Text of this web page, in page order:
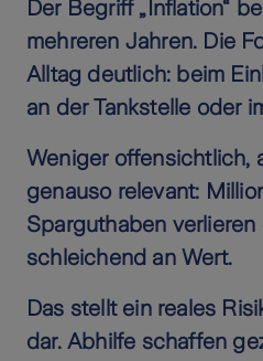
Der Begriff „Inflation“
mehreren Jahren. Die
Alltag deutlich: beim
an der Tankstelle oder
Weniger offensichtlich,
genauso relevant:
Sparguthaben
schleichend an Wert.
Das stellt ein reales
dar. Abhilfe schaffen